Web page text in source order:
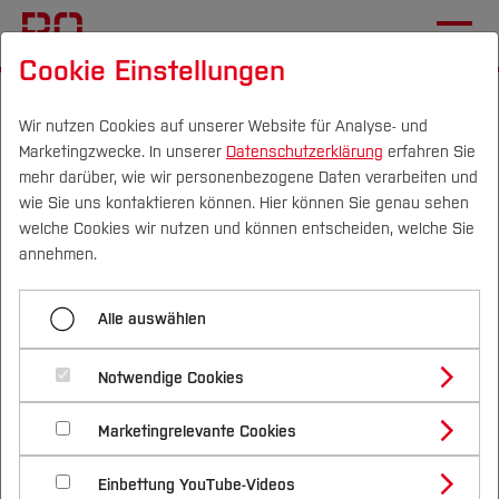
Campus Personen DE|EN Quicklinks
Studium
Studienangebote
Bachelorstudiengänge
Masterstudiengänge
Vor dem Studium
Bewerben & Einschreiben
Bewerbungsportal
Im Studium
Studienbüros und Prüfungen
Nach dem Studium
Forschung & Transfer
Profil
Forschungs- und Transferprofil
Schwerpunkte (FuT)
Beratung & Förderung
Nachhaltigkeit
Nachhaltigkeit studieren
International
Fachgebiete
Labor für Nachhaltigkeit in der Technik
Aktuelles
Shared LEV’s in Subsahara-
Afrika
Nachhaltige Umsetzbarkeit und gesellschaftliche
Akzeptanzforschung
Das Labor für Nachhaltigkeit in der Technik unter
der Leitung von Prof. Dr.-Ing. Semih Severengiz
Cookie Einstellungen
Wir nutzen Cookies auf unserer Website für Analyse- und
Marketingzwecke. In unserer Datenschutzerklärung erfahren Sie
mehr darüber, wie wir personenbezogene Daten verarbeiten und
wie Sie uns kontaktieren können. Hier können Sie genau sehen
welche Cookies wir nutzen und können entscheiden, welche Sie
annehmen.
Alle auswählen
Notwendige Cookies
Marketingrelevante Cookies
Einbettung YouTube-Videos